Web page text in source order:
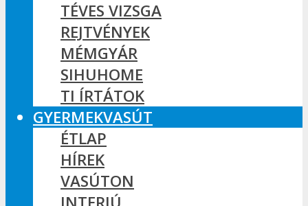
TÉVES VIZSGA
REJTVÉNYEK
MÉMGYÁR
SIHUHOME
TI ÍRTÁTOK
GYERMEKVASÚT
ÉTLAP
HÍREK
VASÚTON